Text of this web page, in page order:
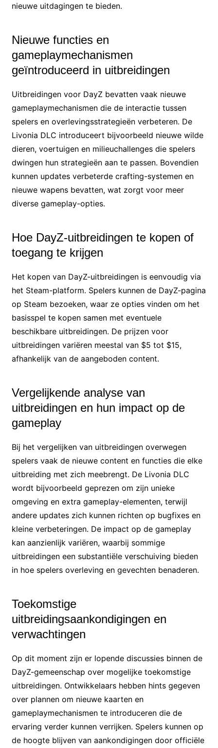
nieuwe uitdagingen te bieden.
Nieuwe functies en
gameplaymechanismen
geïntroduceerd in uitbreidingen
Uitbreidingen voor DayZ bevatten vaak nieuwe
gameplaymechanismen die de interactie tussen
spelers en overlevingsstrategieën verbeteren. De
Livonia DLC introduceert bijvoorbeeld nieuwe wilde
dieren, voertuigen en milieuchallenges die spelers
dwingen hun strategieën aan te passen. Bovendien
kunnen updates verbeterde crafting-systemen en
nieuwe wapens bevatten, wat zorgt voor meer
diverse gameplay-opties.
Hoe DayZ-uitbreidingen te kopen of
toegang te krijgen
Het kopen van DayZ-uitbreidingen is eenvoudig via
het Steam-platform. Spelers kunnen de DayZ-pagina
op Steam bezoeken, waar ze opties vinden om het
basisspel te kopen samen met eventuele
beschikbare uitbreidingen. De prijzen voor
uitbreidingen variëren meestal van $5 tot $15,
afhankelijk van de aangeboden content.
Vergelijkende analyse van
uitbreidingen en hun impact op de
gameplay
Bij het vergelijken van uitbreidingen overwegen
spelers vaak de nieuwe content en functies die elke
uitbreiding met zich meebrengt. De Livonia DLC
wordt bijvoorbeeld geprezen om zijn unieke
omgeving en extra gameplay-elementen, terwijl
andere updates zich kunnen richten op bugfixes en
kleine verbeteringen. De impact op de gameplay
kan aanzienlijk variëren, waarbij sommige
uitbreidingen een substantiële verschuiving bieden
in hoe spelers overleving en gevechten benaderen.
Toekomstige
uitbreidingsaankondigingen en
verwachtingen
Op dit moment zijn er lopende discussies binnen de
DayZ-gemeenschap over mogelijke toekomstige
uitbreidingen. Ontwikkelaars hebben hints gegeven
over plannen om nieuwe kaarten en
gameplaymechanismen te introduceren die de
ervaring verder kunnen verrijken. Spelers kunnen op
de hoogte blijven van aankondigingen door officiële